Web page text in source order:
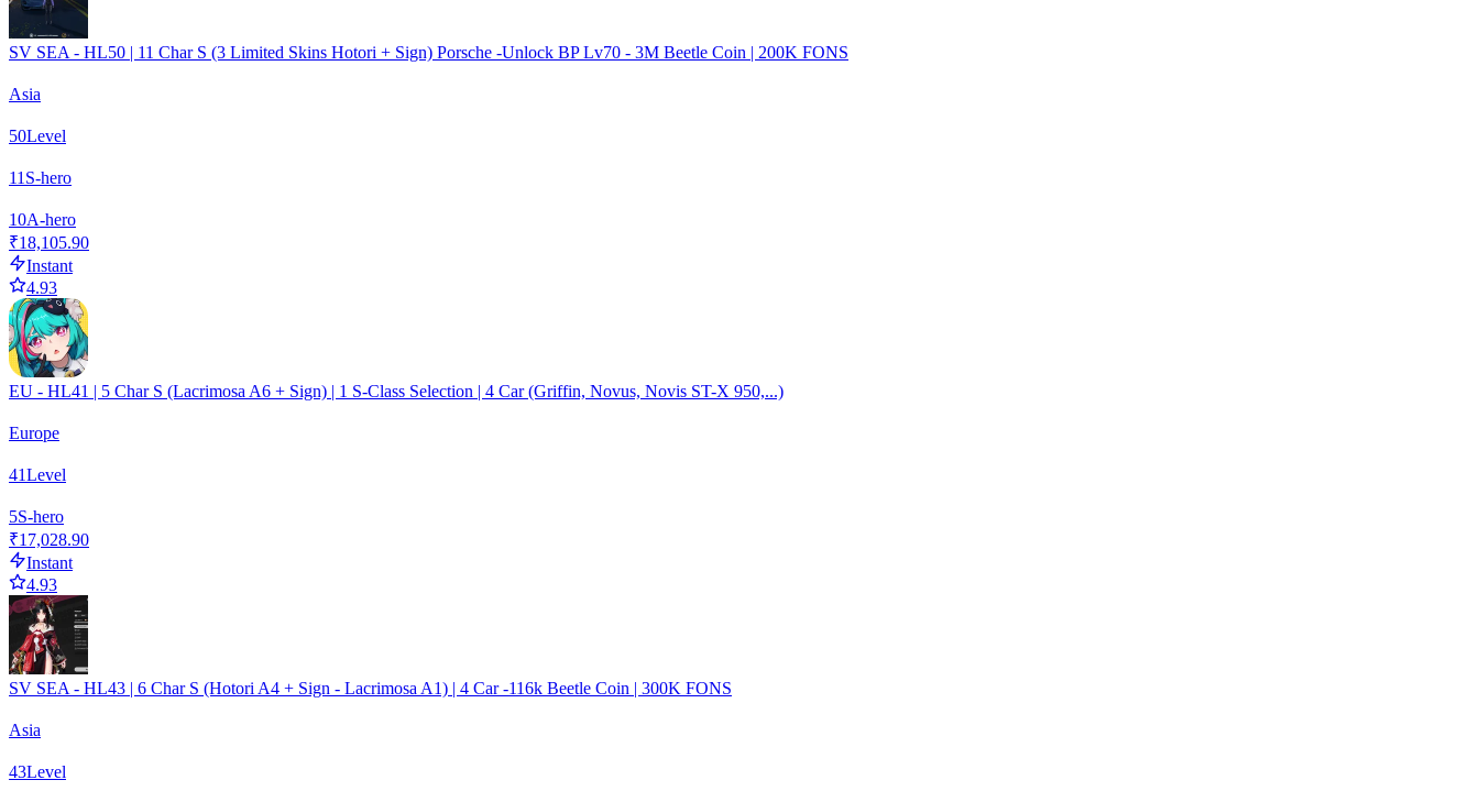
SV SEA - HL50 | 11 Char S (3 Limited Skins Hotori + Sign) Porsche -Unlock BP Lv70 - 3M Beetle Coin | 200K FONS
Asia
50Level
11 S-hero
10А-hero
₹18,105.90
Instant
4.93
EU - HL41 | 5 Char S (Lacrimosa A6 + Sign) | 1 S-Class Selection | 4 Car (Griffin, Novus, Novis ST-X 950,...)
Europe
41Level
5S-hero
₹17,028.90
Instant
4.93
SV SEA - HL43 | 6 Char S (Hotori A4 + Sign - Lacrimosa A1) | 4 Car -116k Beetle Coin | 300K FONS
Asia
43Level